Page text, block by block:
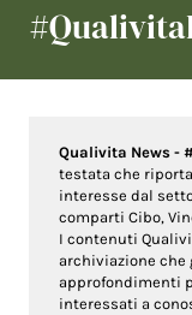
Qualivita News -
testata che
interesse dal
comparti Cibo,
I contenuti
archiviazione che
approfondimenti
interessati a